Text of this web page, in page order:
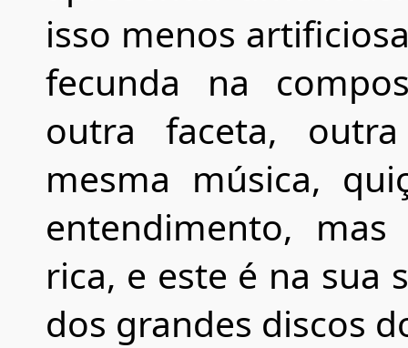
isso menos
fecunda na
outra faceta,
mesma música,
entendimento,
rica, e este é na sua
dos grandes discos